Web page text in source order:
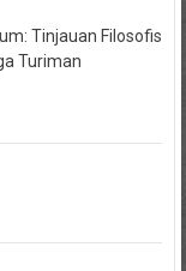
Tinjauan Filosofis
Turiman